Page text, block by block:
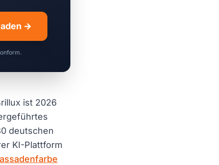
→
ist 2026
deutschen
KI-Plattform